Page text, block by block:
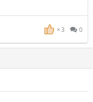
3 0